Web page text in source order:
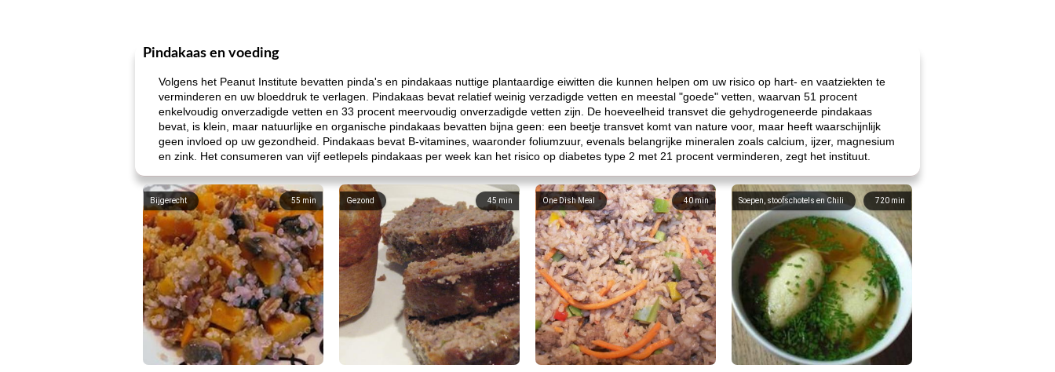
Pindakaas en voeding
Volgens het Peanut Institute bevatten pinda's en pindakaas nuttige plantaardige eiwitten die kunnen helpen om uw risico op hart- en vaatziekten te
verminderen en uw bloeddruk te verlagen. Pindakaas bevat relatief weinig verzadigde vetten en meestal "goede" vetten, waarvan 51 procent
enkelvoudig onverzadigde vetten en 33 procent meervoudig onverzadigde vetten zijn. De hoeveelheid transvet die gehydrogeneerde pindakaas
bevat, is klein, maar natuurlijke en organische pindakaas bevatten bijna geen: een beetje transvet komt van nature voor, maar heeft waarschijnlijk
geen invloed op uw gezondheid. Pindakaas bevat B-vitamines, waaronder foliumzuur, evenals belangrijke mineralen zoals calcium, ijzer, magnesium
en zink. Het consumeren van vijf eetlepels pindakaas per week kan het risico op diabetes type 2 met 21 procent verminderen, zegt het instituut.
55 min
Bijgerecht 45 min
Gezond 40min
One Dish Meal 720 min
Soepen, stoofschotels en Chili